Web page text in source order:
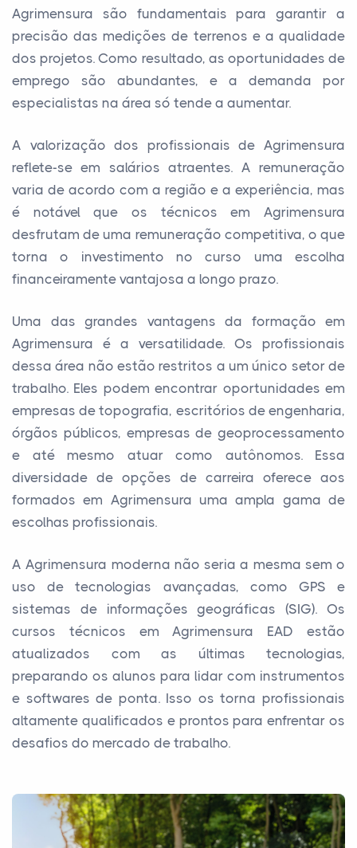
Agrimensura são fundamentais para garantir a
precisão das medições de terrenos e a qualidade
dos projetos. Como resultado, as oportunidades de
emprego são abundantes, e a demanda por
especialistas na área só tende a aumentar.
A valorização dos profissionais de Agrimensura
reflete-se em salários atraentes. A remuneração
varia de acordo com a região e a experiência, mas
é notável que os técnicos em Agrimensura
desfrutam de uma remuneração competitiva, o que
torna o investimento no curso uma escolha
financeiramente vantajosa a longo prazo.
Uma das grandes vantagens da formação em
Agrimensura é a versatilidade. Os profissionais
dessa área não estão restritos a um único setor de
trabalho. Eles podem encontrar oportunidades em
empresas de topografia, escritórios de engenharia,
órgãos públicos, empresas de geoprocessamento
e até mesmo atuar como autônomos. Essa
diversidade de opções de carreira oferece aos
formados em Agrimensura uma ampla gama de
escolhas profissionais.
A Agrimensura moderna não seria a mesma sem o
uso de tecnologias avançadas, como GPS e
sistemas de informações geográficas (SIG). Os
cursos técnicos em Agrimensura EAD estão
atualizados com as últimas tecnologias,
preparando os alunos para lidar com instrumentos
e softwares de ponta. Isso os torna profissionais
altamente qualificados e prontos para enfrentar os
desafios do mercado de trabalho.